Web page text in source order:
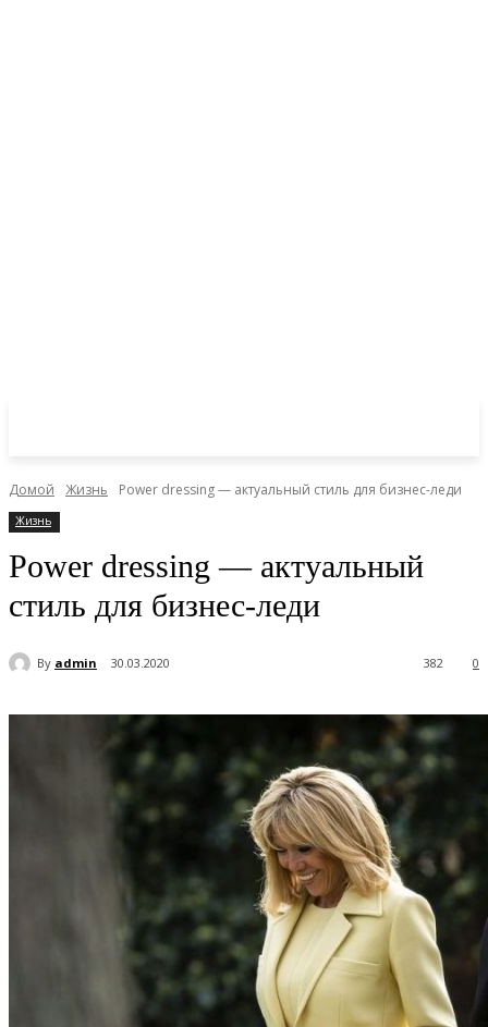
Домой Жизнь Power dressing — актуальный стиль для бизнес-леди
Жизнь
Power dressing — актуальный
стиль для бизнес-леди
By admin 30.03.2020 0
382